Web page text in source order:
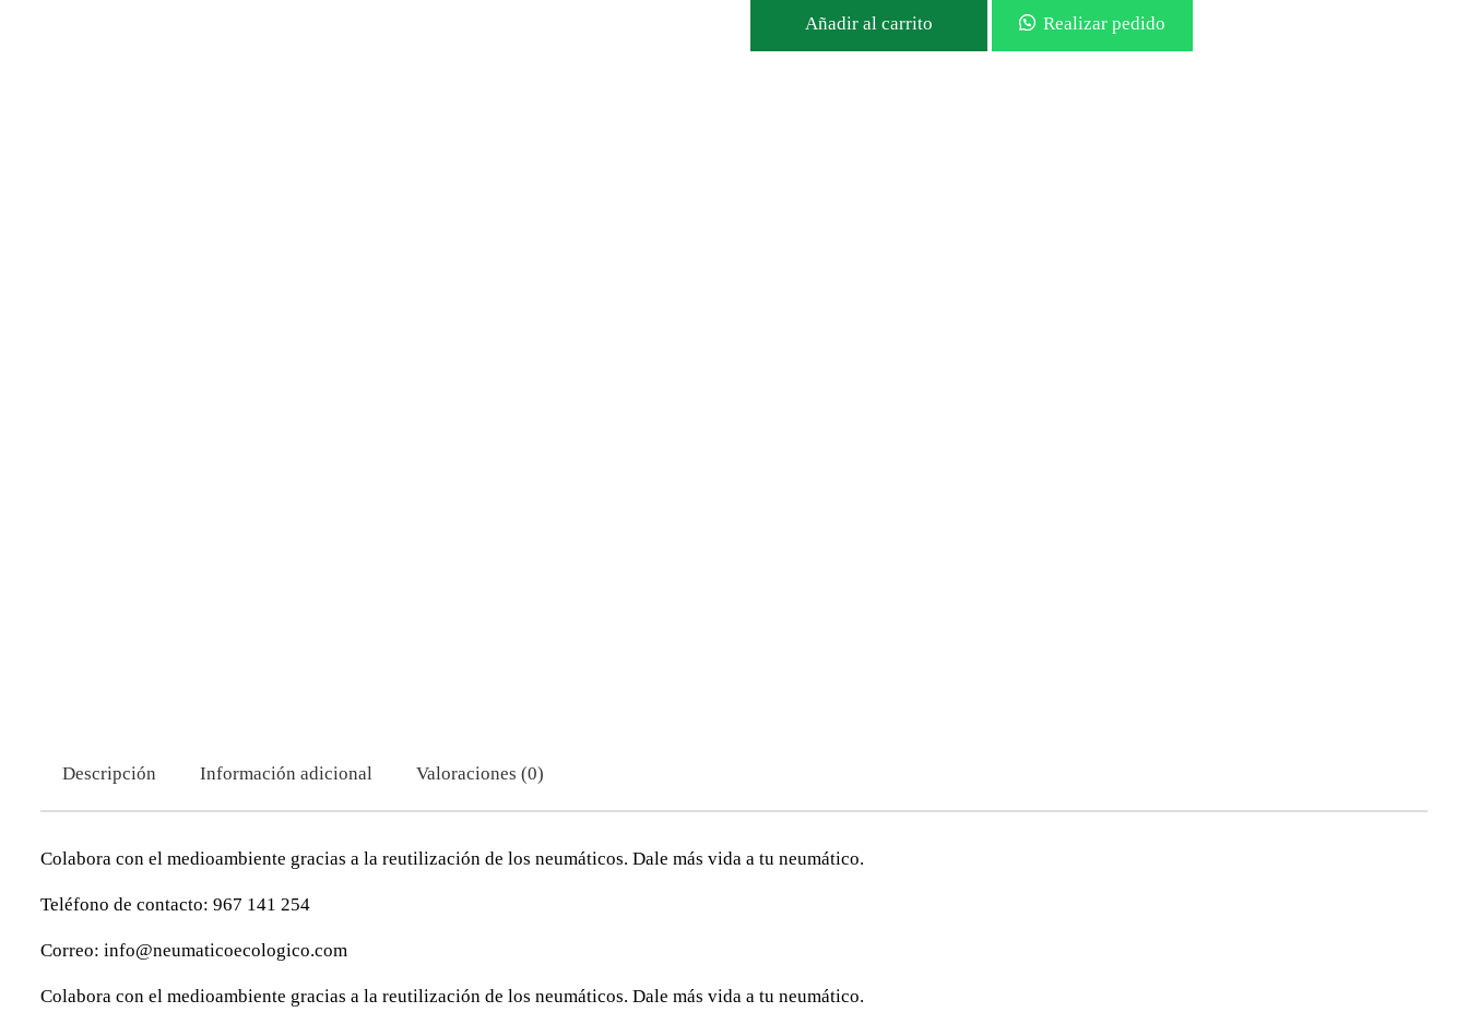
Añadir al carrito Realizar pedido
Descripción Información adicional Valoraciones (0)
Colabora con el medioambiente gracias a la reutilización de los neumáticos. Dale más vida a tu neumático.
Teléfono de contacto: 967 141 254
Correo: info@neumaticoecologico.com
Colabora con el medioambiente gracias a la reutilización de los neumáticos. Dale más vida a tu neumático.